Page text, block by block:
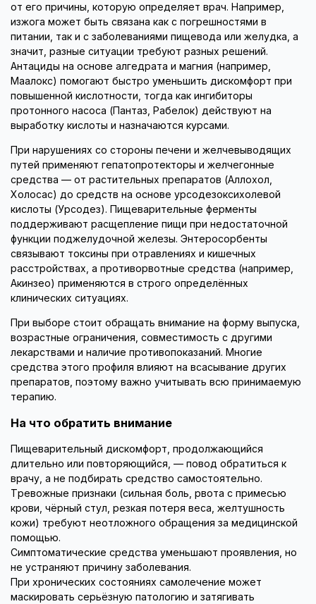
от его причины, которую определяет врач. Например,
изжога может быть связана как с погрешностями в
питании, так и с заболеваниями пищевода или желудка, а
значит, разные ситуации требуют разных решений.
Антациды на основе алгедрата и магния (например,
Маалокс) помогают быстро уменьшить дискомфорт при
повышенной кислотности, тогда как ингибиторы
протонного насоса (Пантаз, Рабелок) действуют на
выработку кислоты и назначаются курсами.
При нарушениях со стороны печени и желчевыводящих
путей применяют гепатопротекторы и желчегонные
средства — от растительных препаратов (Аллохол,
Холосас) до средств на основе урсодезоксихолевой
кислоты (Урсодез). Пищеварительные ферменты
поддерживают расщепление пищи при недостаточной
функции поджелудочной железы. Энтеросорбенты
связывают токсины при отравлениях и кишечных
расстройствах, а противорвотные средства (например,
Акинзео) применяются в строго определённых
клинических ситуациях.
При выборе стоит обращать внимание на форму выпуска,
возрастные ограничения, совместимость с другими
лекарствами и наличие противопоказаний. Многие
средства этого профиля влияют на всасывание других
препаратов, поэтому важно учитывать всю принимаемую
терапию.
На что обратить внимание
Пищеварительный дискомфорт, продолжающийся
длительно или повторяющийся, — повод обратиться к
врачу, а не подбирать средство самостоятельно.
Тревожные признаки (сильная боль, рвота с примесью
крови, чёрный стул, резкая потеря веса, желтушность
кожи) требуют неотложного обращения за медицинской
помощью.
Симптоматические средства уменьшают проявления, но
не устраняют причину заболевания.
При хронических состояниях самолечение может
маскировать серьёзную патологию и затягивать